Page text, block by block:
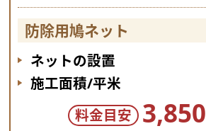
防除用鳩ネット
ネットの設置
施工面積/平米
料金目安
3,850